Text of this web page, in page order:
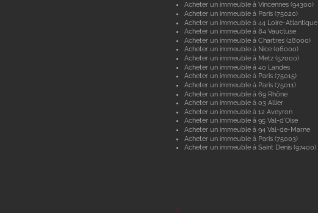
Acheter un immeuble à Vincennes (94300)
Acheter un immeuble à Paris (75020)
Acheter un immeuble à 44 Loire-Atlantique
Acheter un immeuble à 84 Vaucluse
Acheter un immeuble à Chartres (28000)
Acheter un immeuble à Nice (06000)
Acheter un immeuble à Metz (57000)
Acheter un immeuble à 40 Landes
Acheter un immeuble à Paris (75015)
Acheter un immeuble à Paris (75011)
Acheter un immeuble à 69 Rhône
Acheter un immeuble à 03 Allier
Acheter un immeuble à 12 Aveyron
Acheter un immeuble à 95 Val-d'Oise
Acheter un immeuble à 94 Val-de-Marne
Acheter un immeuble à Paris (75003)
Acheter un immeuble à Saint Denis (97400)